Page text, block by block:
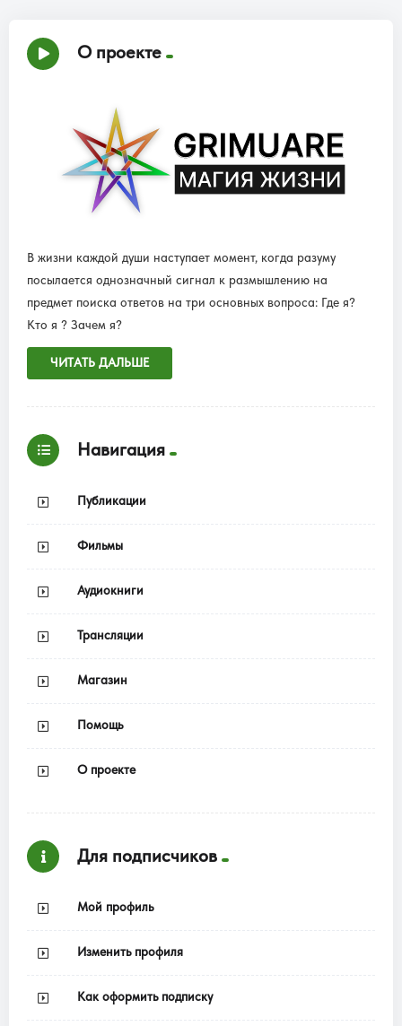
О проекте
В жизни каждой души наступает момент, когда разуму
посылается однозначный сигнал к размышлению на
предмет поиска ответов на три основных вопроса: Где я?
Кто я ? Зачем я?
ЧИТАТЬ ДАЛЬШЕ
Навигация
Публикации
Фильмы
Аудиокниги
Трансляции
Магазин
Помощь
О проекте
Для подписчиков
Мой профиль
Изменить профиля
Как оформить подписку